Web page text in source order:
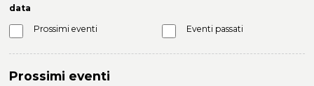
data
Prossimi eventi Eventi passati
Prossimi eventi